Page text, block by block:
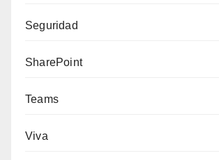
Seguridad
SharePoint
Teams
Viva